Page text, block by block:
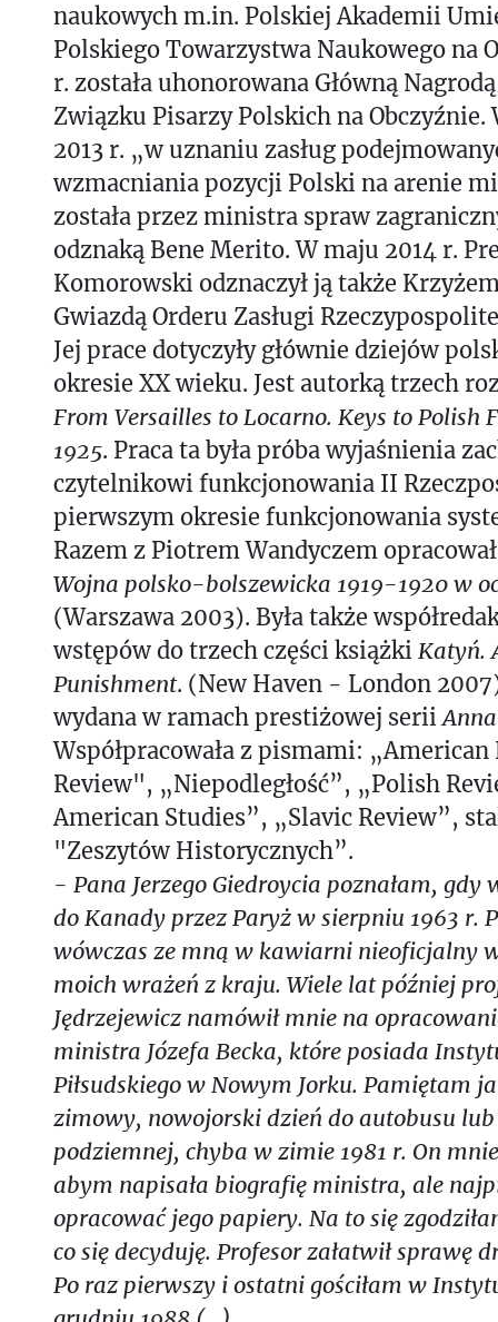
naukowych m.in. Polskiej Akademii
Polskiego Towarzystwa Naukowego na
r. została uhonorowana Główną
Związku Pisarzy Polskich na
2013 r. „w uznaniu zasług
wzmacniania pozycji Polski na arenie
została przez ministra spraw
odznaką Bene Merito. W maju 2014 r.
Komorowski odznaczył ją także
Gwiazdą Orderu Zasługi
Jej prace dotyczyły głównie dziejów
okresie XX wieku. Jest autorką trzech
From Versailles to Locarno. Keys to Polish
1925. Praca ta była próba wyjaśnienia
czytelnikowi funkcjonowania II
pierwszym okresie funkcjonowania
Razem z Piotrem Wandyczem
Wojna polsko-bolszewicka 1919-1920 w
(Warszawa 2003). Była także
wstępów do trzech części książki Katyń.
Punishment. (New Haven - London
wydana w ramach prestiżowej serii
Współpracowała z pismami:
Review", „Niepodległość”, „Polish
American Studies”, „Slavic Review”,
"Zeszytów Historycznych”.
- Pana Jerzego Giedroycia poznałam, gdy
do Kanady przez Paryż w sierpniu 1963 r.
wówczas ze mną w kawiarni nieoficjalny
moich wrażeń z kraju. Wiele lat później
Jędrzejewicz namówił mnie na
ministra Józefa Becka, które posiada
Piłsudskiego w Nowym Jorku. Pamiętam
zimowy, nowojorski dzień do autobusu
podziemnej, chyba w zimie 1981 r. On
abym napisała biografię ministra, ale
opracować jego papiery. Na to się
co się decyduję. Profesor załatwił sprawę
Po raz pierwszy i ostatni gościłam w